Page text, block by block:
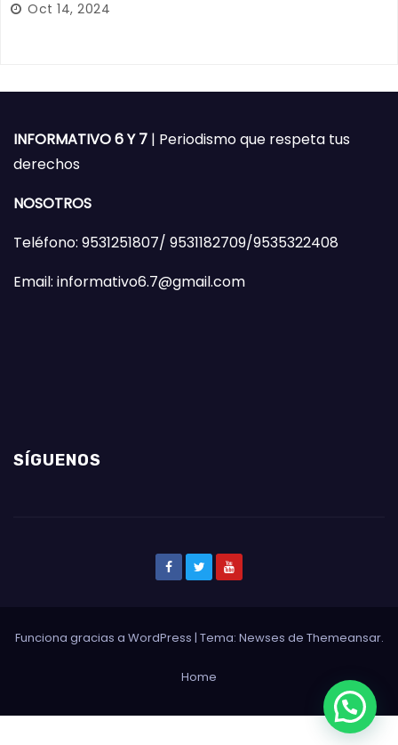
Oct 14, 2024
INFORMATIVO 6 Y 7 | Periodismo que respeta tus
derechos
NOSOTROS
Teléfono: 9531251807/ 9531182709/9535322408
Email: informativo6.7@gmail.com
SÍGUENOS
Funciona gracias a WordPress | Tema: Newses de Themeansar.
Home